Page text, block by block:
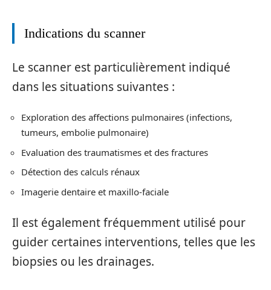
Indications du scanner
Le scanner est particulièrement indiqué
dans les situations suivantes :
Exploration des affections pulmonaires (infections,
tumeurs, embolie pulmonaire)
Evaluation des traumatismes et des fractures
Détection des calculs rénaux
Imagerie dentaire et maxillo-faciale
Il est également fréquemment utilisé pour
guider certaines interventions, telles que les
biopsies ou les drainages.